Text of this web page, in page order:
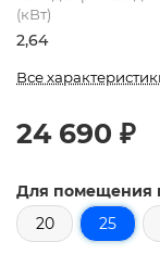
(кВт)
2,64
Все
24 690 ₽
Для помещения
20
25